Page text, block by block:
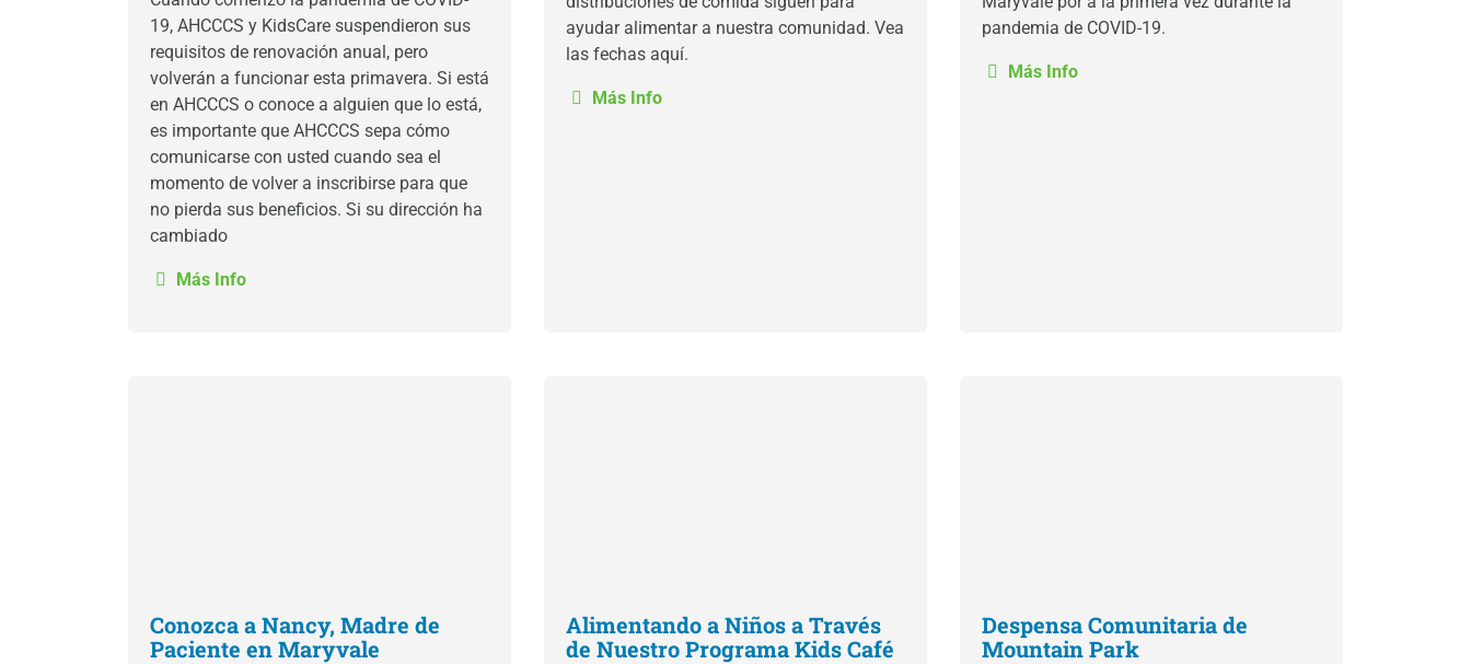
19, AHCCCS y KidsCare suspendieron sus
requisitos de renovación anual, pero
volverán a funcionar esta primavera. Si está
en AHCCCS o conoce a alguien que lo está,
es importante que AHCCCS sepa cómo
comunicarse con usted cuando sea el
momento de volver a inscribirse para que
no pierda sus beneficios. Si su dirección ha
cambiado
Más Info
ayudar alimentar a nuestra comunidad. Vea
las fechas aquí.
Más Info
pandemia de COVID-19.
Más Info
Conozca a Nancy, Madre de
Paciente en Maryvale
Alimentando a Niños a Través
de Nuestro Programa Kids Café
Despensa Comunitaria de
Mountain Park